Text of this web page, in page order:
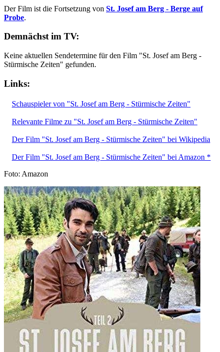
Der Film ist die Fortsetzung von St. Josef am Berg - Berge auf
Probe.
Demnächst im TV:
Keine aktuellen Sendetermine für den Film "St. Josef am Berg -
Stürmische Zeiten" gefunden.
Links:
Schauspieler von "St. Josef am Berg - Stürmische Zeiten"
Relevante Filme zu "St. Josef am Berg - Stürmische Zeiten"
Der Film "St. Josef am Berg - Stürmische Zeiten" bei Wikipedia
Der Film "St. Josef am Berg - Stürmische Zeiten" bei Amazon *
Foto: Amazon